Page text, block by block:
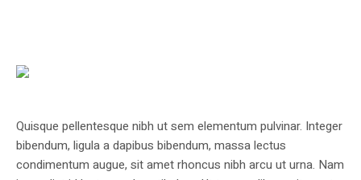
Quisque pellentesque nibh ut sem elementum pulvinar. Integer
bibendum, ligula a dapibus bibendum, massa lectus
condimentum augue, sit amet rhoncus nibh arcu ut urna. Nam